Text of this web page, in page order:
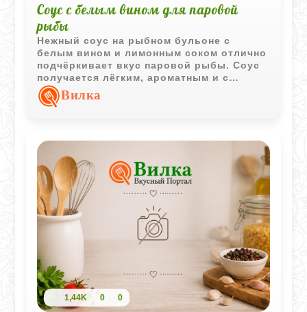
Соус с белым вином для паровой
рыбы
Нежный соус на рыбном бульоне с
белым вином и лимонным соком отлично
подчёркивает вкус паровой рыбы. Соус
получается лёгким, ароматным и с
приятной сливочной текстурой.
Вилка
1,44K 0 0